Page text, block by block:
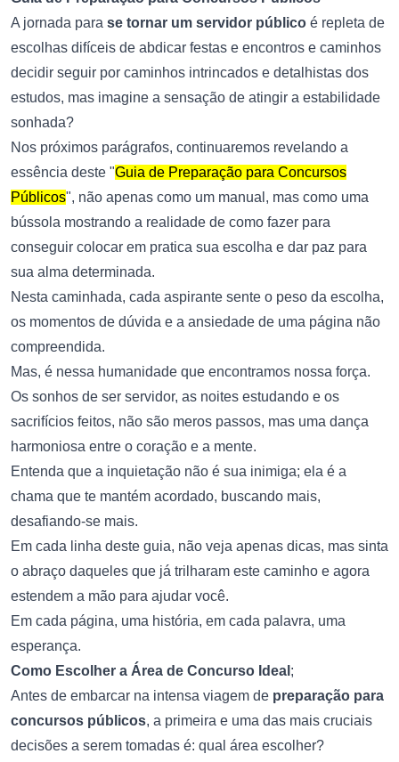
A jornada para se tornar um servidor público é repleta de
escolhas difíceis de abdicar festas e encontros e caminhos
decidir seguir por caminhos intrincados e detalhistas dos
estudos, mas imagine a sensação de atingir a estabilidade
sonhada?
Nos próximos parágrafos, continuaremos revelando a
essência deste "Guia de Preparação para Concursos
Públicos", não apenas como um manual, mas como uma
bússola mostrando a realidade de como fazer para
conseguir colocar em pratica sua escolha e dar paz para
sua alma determinada.
Nesta caminhada, cada aspirante sente o peso da escolha,
os momentos de dúvida e a ansiedade de uma página não
compreendida.
Mas, é nessa humanidade que encontramos nossa força.
Os sonhos de ser servidor, as noites estudando e os
sacrifícios feitos, não são meros passos, mas uma dança
harmoniosa entre o coração e a mente.
Entenda que a inquietação não é sua inimiga; ela é a
chama que te mantém acordado, buscando mais,
desafiando-se mais.
Em cada linha deste guia, não veja apenas dicas, mas sinta
o abraço daqueles que já trilharam este caminho e agora
estendem a mão para ajudar você.
Em cada página, uma história, em cada palavra, uma
esperança.
Como Escolher a Área de Concurso Ideal ;
Antes de embarcar na intensa viagem de preparação para
concursos públicos, a primeira e uma das mais cruciais
decisões a serem tomadas é: qual área escolher?